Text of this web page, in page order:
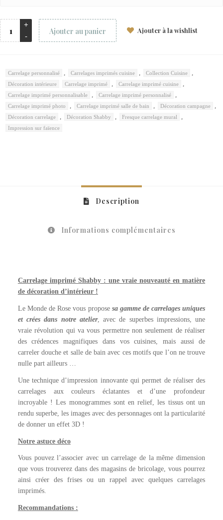
Ajouter au panier Ajouter à la wishlist
Carrelage personnalisé , Carrelages imprimés cuisine , Collection Cuisine ,
Décoration intérieure Carrelage imprimé , Carrelage imprimé cuisine ,
Carrelage imprimé personnalisable , Carrelage imprimé personnalisé ,
Carrelage imprimé photo , Carrelage imprimé salle de bain , Décoration campagne ,
Décoration carrelage , Décoration Shabby , Fresque carrelage mural ,
Impression sur faïence
Description
Informations complémentaires
Carrelage imprimé Shabby : une vraie nouveauté en matière
de décoration d’intérieur !
Le Monde de Rose vous propose sa gamme de carrelages uniques
et crées dans notre atelier, avec de superbes impressions, une
vraie révolution qui va vous permettre non seulement de réaliser
des crédences magnifiques dans vos cuisines, mais aussi de
carreler douche et salle de bain avec ces motifs que l’on ne trouve
nulle part ailleurs …
Une technique d’impression innovante qui permet de réaliser des
carrelages aux couleurs éclatantes et d’une profondeur
incroyable ! Les monogrammes sont en relief, les tissus ont un
rendu superbe, les images avec des personnages ont la particularité
de donner un effet 3D !
Notre astuce déco
Vous pouvez l’associer avec un carrelage de la même dimension
que vous trouverez dans des magasins de bricolage, vous pourrez
ainsi créer des frises ou un rappel avec quelques carrelages
imprimés.
Recommandations :